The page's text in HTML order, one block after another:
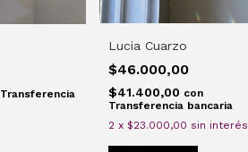
Transferencia
Lucia Cuarzo
$46.000,00
$41.400,00 con
Transferencia bancaria
2 x $23.000,00 sin interés